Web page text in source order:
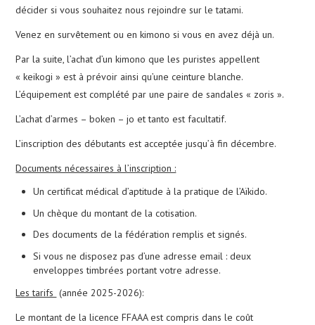
INSCRIPTIONS & TARIFS
LE BUREAU
PHOTOS
décider si vous souhaitez nous rejoindre sur le tatami.
Venez en survêtement ou en kimono si vous en avez déjà un.
Par la suite, l’achat d’un kimono que les puristes appellent
« keikogi » est à prévoir ainsi qu’une ceinture blanche.
L’équipement est complété par une paire de sandales « zoris ».
L’achat d’armes – boken – jo et tanto est facultatif.
L’inscription des débutants est acceptée jusqu’à fin décembre.
Documents nécessaires à l’inscription :
Un certificat médical d’aptitude à la pratique de l’Aïkido.
Un chèque du montant de la cotisation.
Des documents de la fédération remplis et signés.
Si vous ne disposez pas d’une adresse email : deux
enveloppes timbrées portant votre adresse.
Les tarifs (année 2025-2026):
Le montant de la licence FFAAA est compris dans le coût